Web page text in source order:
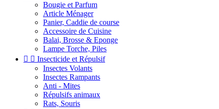
Bougie et Parfum
Article Ménager
Panier, Caddie de course
Accessoire de Cuisine
Balai, Brosse & Eponge
Lampe Torche, Piles
  Insecticide et Répulsif
Insectes Volants
Insectes Rampants
Anti - Mites
Répulsifs animaux
Rats, Souris